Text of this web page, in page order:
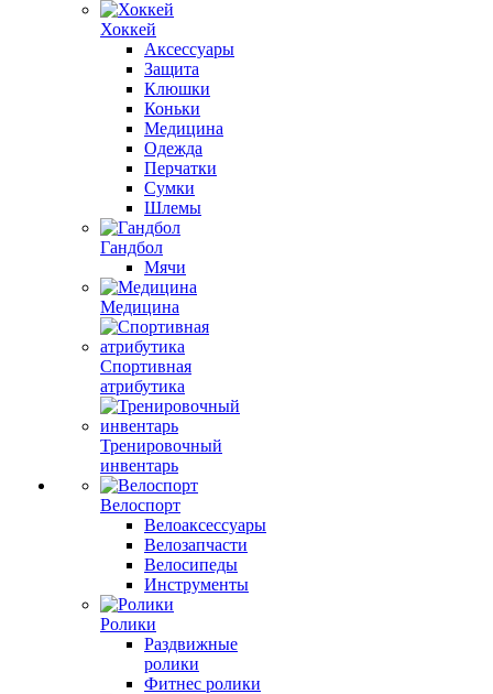
Хоккей
Аксессуары
Защита
Клюшки
Коньки
Медицина
Одежда
Перчатки
Сумки
Шлемы
Гандбол
Мячи
Медицина
Спортивная
атрибутика
Тренировочный
инвентарь
Велоспорт
Велоаксессуары
Велозапчасти
Велосипеды
Инструменты
Ролики
Раздвижные
ролики
Фитнес ролики